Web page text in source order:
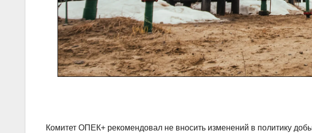
Комитет ОПЕК+ рекомендовал не вносить изменений в политику